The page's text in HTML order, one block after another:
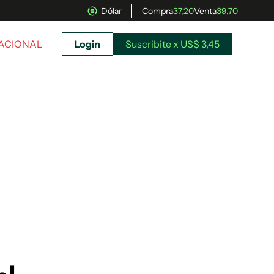
Dólar Compra37,20Venta39,70
Login Suscribite x US$ 3,45